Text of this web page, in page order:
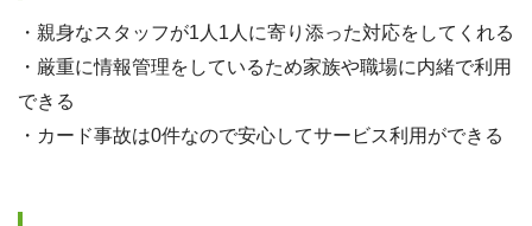
・親身なスタッフが1人1人に寄り添った対応をしてくれる
・厳重に情報管理をしているため家族や職場に内緒で利用
できる
・カード事故は0件なので安心してサービス利用ができる